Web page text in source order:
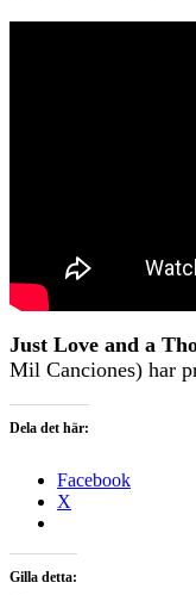
Just Love and a
Mil Canciones) har
Dela det här:
Facebook
X
Gilla detta: